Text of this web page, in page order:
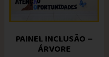
PAINEL INCLUSÃO –
ÁRVORE